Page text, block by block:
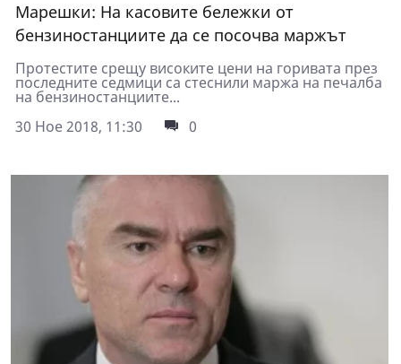
Марешки: На касовите бележки от
бензиностанциите да се посочва маржът
Протестите срещу високите цени на горивата през
последните седмици са стеснили маржа на печалба
на бензиностанциите...
30 Ное 2018, 11:30
0